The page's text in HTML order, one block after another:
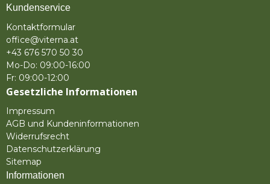
Kundenservice
Kontaktformular
office@viterna.at
+43 676 570 50 30
Mo-Do: 09:00-16:00
Fr: 09:00-12:00
Gesetzliche Informationen
Impressum
AGB und Kundeninformationen
Widerrufsrecht
Datenschutzerklärung
Sitemap
Informationen